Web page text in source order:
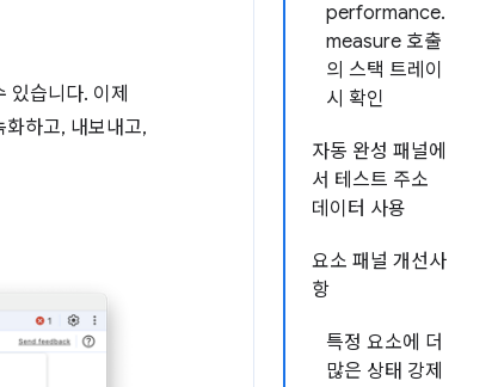
performance.
measure 호출
의 스택 트레이
시 확인
자동 완성 패널에
서 테스트 주소
데이터 사용
요소 패널 개선사
항
특정 요소에 더
많은 상태 강제
습니다. 이제
하고, 내보내고,